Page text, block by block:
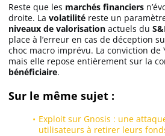
Reste que les marchés financiers
droite. La volatilité reste un
niveaux de valorisation actuels du
place à l’erreur en cas de déception
choc macro imprévu. La conviction
mais elle repose entièrement sur la
bénéficiaire.
Sur le même sujet :
Exploit sur Gnosis : une
utilisateurs à retirer leurs